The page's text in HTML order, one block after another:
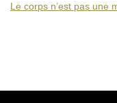
Le corps n’est pas une